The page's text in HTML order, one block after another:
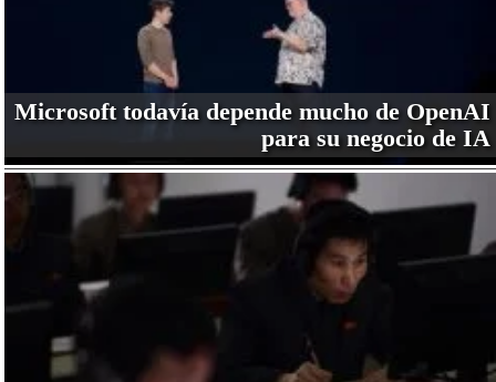
Microsoft todavía depende mucho de OpenAI
para su negocio de IA